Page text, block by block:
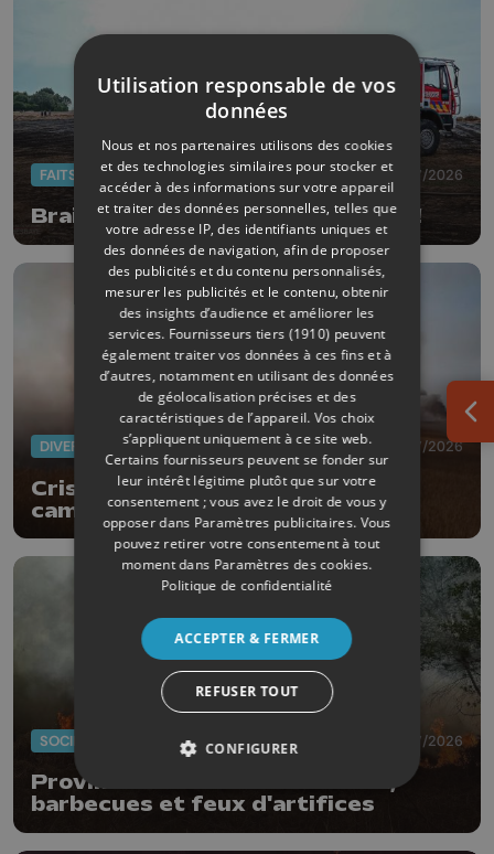
FAITS DIVERS 14/07/2026
Braives : un champs de lin en feu !
DIVERS 10/07/2026
Crisnée : incendie dans les
campagnes
SOCIÉTÉ 03/07/2026
Province : interdiction de feux,
barbecues et feux d'artifices
Utilisation responsable de vos
données
Nous et nos partenaires utilisons des cookies
et des technologies similaires pour stocker et
accéder à des informations sur votre appareil
et traiter des données personnelles, telles que
votre adresse IP, des identifiants uniques et
des données de navigation, afin de proposer
des publicités et du contenu personnalisés,
mesurer les publicités et le contenu, obtenir
des insights d’audience et améliorer les
services. Fournisseurs tiers (1910) peuvent
également traiter vos données à ces fins et à
d’autres, notamment en utilisant des données
de géolocalisation précises et des
caractéristiques de l’appareil. Vos choix
s’appliquent uniquement à ce site web.
Certains fournisseurs peuvent se fonder sur
leur intérêt légitime plutôt que sur votre
consentement ; vous avez le droit de vous y
opposer dans Paramètres publicitaires. Vous
pouvez retirer votre consentement à tout
moment dans Paramètres des cookies.
Politique de confidentialité
ACCEPTER & FERMER
REFUSER TOUT
CONFIGURER